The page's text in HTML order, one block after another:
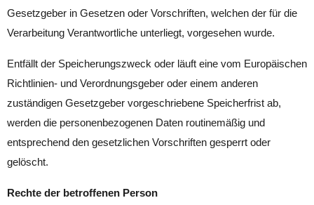
Gesetzgeber in Gesetzen oder Vorschriften, welchen der für die
Verarbeitung Verantwortliche unterliegt, vorgesehen wurde.
Entfällt der Speicherungszweck oder läuft eine vom Europäischen
Richtlinien- und Verordnungsgeber oder einem anderen
zuständigen Gesetzgeber vorgeschriebene Speicherfrist ab,
werden die personenbezogenen Daten routinemäßig und
entsprechend den gesetzlichen Vorschriften gesperrt oder
gelöscht.
Rechte der betroffenen Person